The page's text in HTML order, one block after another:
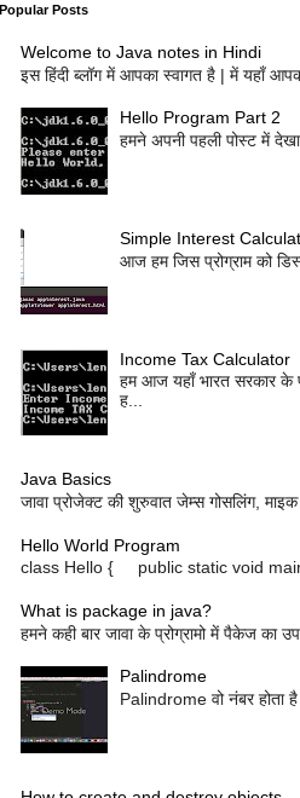
Popular Posts
Welcome to Java notes in Hindi
इस हिंदी ब्लॉग में आपका स्वागत है | में यहाँ
Hello Program Part 2
हमने अपनी पहली पोस्ट में
Simple Interest
आज हम जिस प्रोग्राम को
Income Tax Calculator
हम आज यहाँ भारत सरकार
ह...
Java Basics
जावा प्रोजेक्ट की शुरुवात जेम्स गोसलिंग,
Hello World Program
class Hello { public static void
What is package in java?
हमने कही बार जावा के प्रोग्रामो में पैकेज का
Palindrome
Palindrome वो नंबर